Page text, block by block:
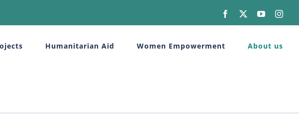
Facebook YouTube
Humanitarian Aid Women Empowerment About us